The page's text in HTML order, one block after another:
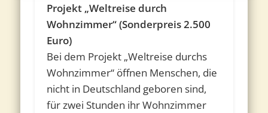
Projekt „Weltreise durch
Wohnzimmer“ (Sonderpreis 2.500
Euro)
Bei dem Projekt „Weltreise durchs
Wohnzimmer“ öffnen Menschen, die
nicht in Deutschland geboren sind,
für zwei Stunden ihr Wohnzimmer